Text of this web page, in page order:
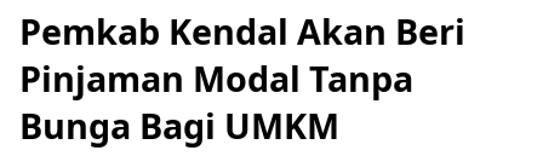
Pemkab Kendal Akan Beri
Pinjaman Modal Tanpa
Bunga Bagi UMKM